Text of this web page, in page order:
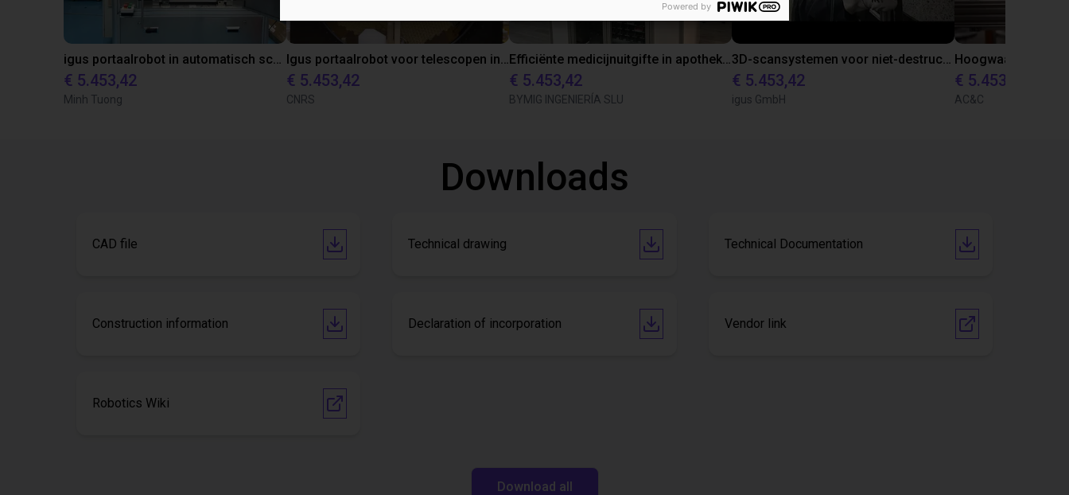
igus portaalrobot in automatisch schilderstation
€ 5.453,42
Minh Tuong
Igus portaalrobot voor telescopen in de astrodeeltjesfysica
€ 5.453,42
CNRS
Efficiënte medicijnuitgifte in apotheken met portaalrobot van igus
€ 5.453,42
BYMIG INGENIERÍA SLU
3D-scansystemen voor niet-destructief onderzoek van gevels van gebouwen
€ 5.453,42
igus GmbH
€ 5.453,42
AC&C
Downloads
CAD file Technical drawing Technical Documentation
Construction information Declaration of incorporation Vendor link
Robotics Wiki
Download all
Powered by